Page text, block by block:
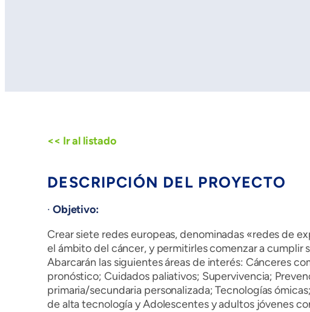
<< Ir al listado
DESCRIPCIÓN DEL PROYECTO
· Objetivo:
Crear siete redes europeas, denominadas «redes de
el ámbito del cáncer, y permitirles comenzar a cumplir
Abarcarán las siguientes áreas de interés: Cánceres
pronóstico; Cuidados paliativos; Supervivencia;
primaria/secundaria personalizada; Tecnologías
de alta tecnología y Adolescentes y adultos jóvenes